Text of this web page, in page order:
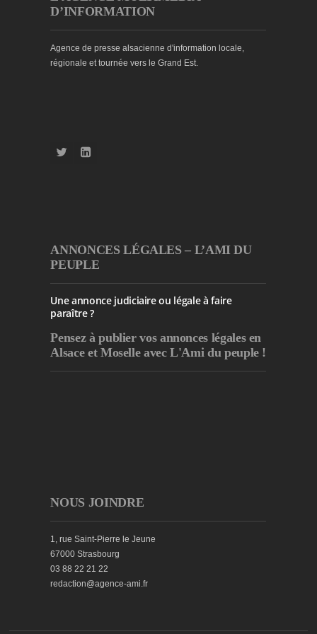
D’INFORMATION
Agence de presse alsacienne d'information locale,
régionale et tournée vers le Grand Est.
ANNONCES LÉGALES – L’AMI DU
PEUPLE
Une annonce judiciaire ou légale à faire
paraître ?
Pensez à publiervos annonces légales en
Alsace et Moselle avec L'Ami du peuple !
NOUS JOINDRE
1, rue Saint-Pierre le Jeune
67000 Strasbourg
03 88 22 21 22
redaction@agence-ami.fr